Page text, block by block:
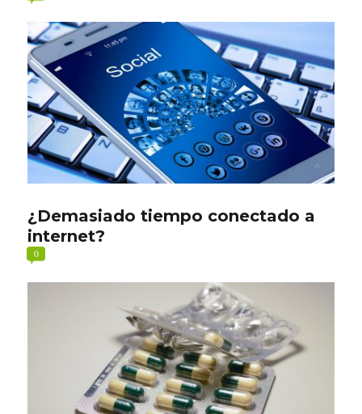
¿Demasiado tiempo conectado a
internet?
0